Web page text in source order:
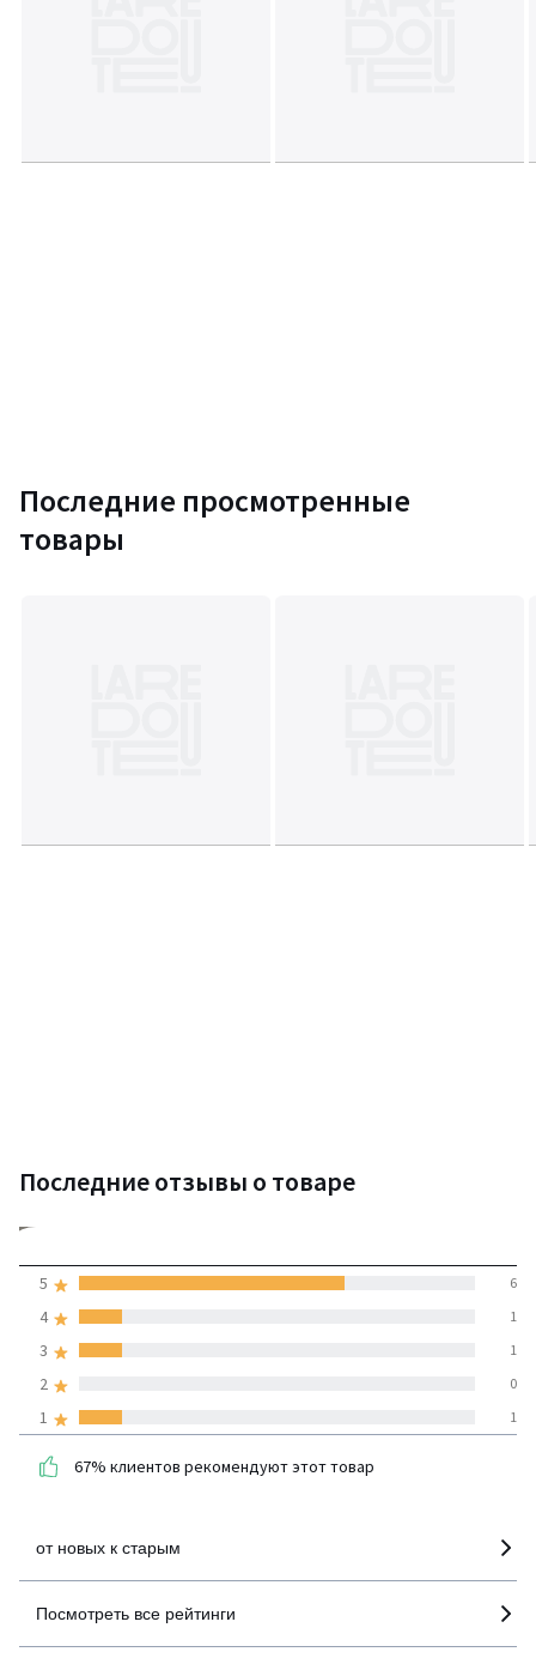
Последние просмотренные
товары
Последние отзывы о товаре
(9 отзывов)
детализация
1 1
2 0
3 1
4 1
5 6
67% клиентов рекомендуют этот товар
от новых к старым
Посмотреть все рейтинги